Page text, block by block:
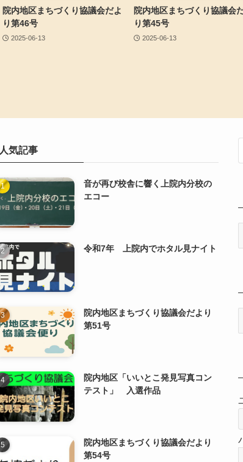
院内地区まちづくり協議会だよ
り第46号
2025-06-13
院内地区まちづくり協議会
り第45号
2025-06-13
人気記事
音が再び校舎に響く上院内分校の
エコー
令和7年 上院内でホタル見ナイト
院内地区まちづくり協議会だより
第51号
院内地区「いいとこ発見写真コン
テスト」 入選作品
院内地区まちづくり協議会だより
第54号